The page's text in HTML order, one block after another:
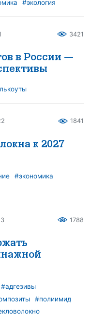
#экология
3421
в России —
1841
к 2027
#экономика
1788
#адгезивы
#полиимид